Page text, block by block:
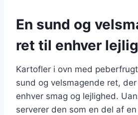
En sund og
ret til enhver
Kartofler i ovn med
sund og velsmagende ret,
enhver smag og lejlighed.
serverer den som en del af